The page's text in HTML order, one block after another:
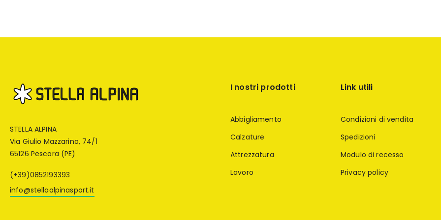
STELLA ALPINA
Via Giulio Mazzarino, 74/1
65126 Pescara (PE)
(+39)0852193393
info@stellaalpinasport.it
I nostri prodotti
Abbigliamento
Calzature
Attrezzatura
Lavoro
Link utili
Condizioni di vendita
Spedizioni
Modulo di recesso
Privacy policy